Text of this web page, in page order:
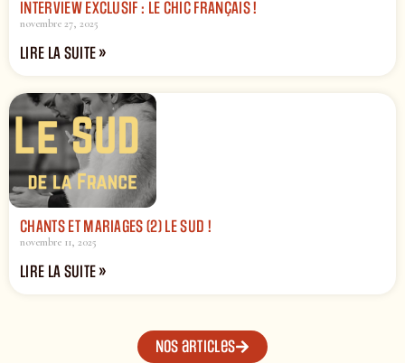
INTERVIEW EXCLUSIF : LE CHIC FRANÇAIS !
novembre 27, 2025
LIRE LA SUITE »
CHANTS ET MARIAGES (2) LE SUD !
novembre 11, 2025
LIRE LA SUITE »
Nos articles